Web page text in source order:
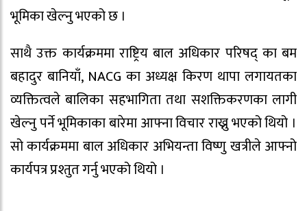
भूमिका खेल्नु भएको छ ।
साथै उक्त कार्यक्रममा राष्ट्रिय बाल अधिकार परिषद् का बम
बहादुर बानियाँ, NACG का अध्यक्ष किरण थापा लगायतका
व्यक्तित्वले बालिका सहभागिता तथा सशक्तिकरणका लागी
खेल्नु पर्ने भूमिकाका बारेमा आफ्ना विचार राख्नु भएको थियो ।
सो कार्यक्रममा बाल अधिकार अभियन्ता विष्णु खत्रीले आफ्नो
कार्यपत्र प्रश्तुत गर्नु भएको थियो ।